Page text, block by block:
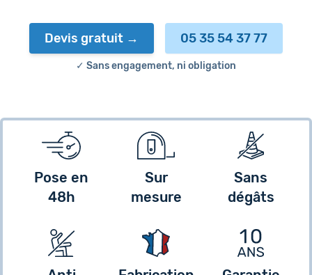
Devis gratuit 05 35 54 37 77
✓ Sans engagement, ni obligation
Pose en
48h
Sur
mesure
Sans
dégâts